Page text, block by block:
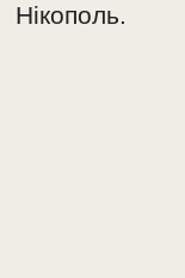
Нікополь.